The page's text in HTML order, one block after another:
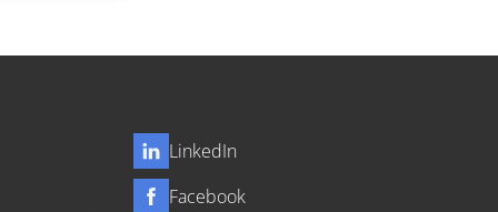
LinkedIn
Facebook